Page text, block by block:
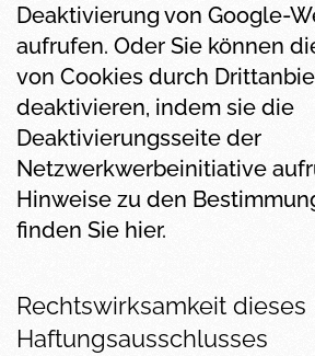
Deaktivierung von Google-
aufrufen. Oder Sie können
von Cookies durch
deaktivieren, indem sie die
Deaktivierungsseite der
Netzwerkwerbeinitiative
Hinweise zu den
finden Sie hier.
Rechtswirksamkeit dieses
Haftungsausschlusses